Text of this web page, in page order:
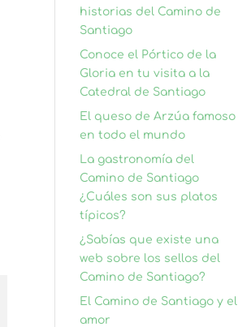
historias del Camino de
Santiago
Conoce el Pórtico de la
Gloria en tu visita a la
Catedral de Santiago
El queso de Arzúa famoso
en todo el mundo
La gastronomía del
Camino de Santiago
¿Cuáles son sus platos
típicos?
¿Sabías que existe una
web sobre los sellos del
Camino de Santiago?
El Camino de Santiago y el
amor